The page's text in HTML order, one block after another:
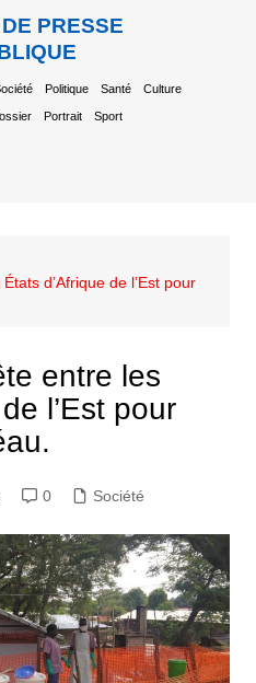
PRESSE
Politique Santé Culture
Portrait Sport
d’Afrique de l’Est pour
entre les
l’Est pour
0 Société